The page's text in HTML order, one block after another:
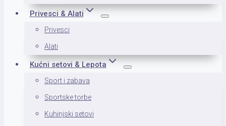
Privesci & Alati
Privesci
Alati
Kućni setovi & Lepota
Sport i zabava
Sportske torbe
Kuhinjski setovi